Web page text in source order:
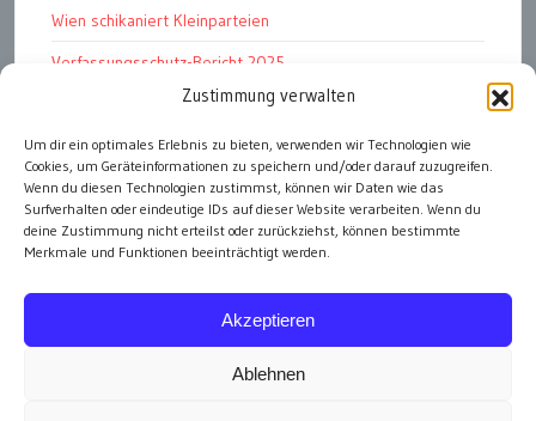
Zustimmung verwalten
Um dir ein optimales Erlebnis zu bieten, verwenden wir Technologien wie
Cookies, um Geräteinformationen zu speichern und/oder darauf zuzugreifen.
Wenn du diesen Technologien zustimmst, können wir Daten wie das
Surfverhalten oder eindeutige IDs auf dieser Website verarbeiten. Wenn du
deine Zustimmung nicht erteilst oder zurückziehst, können bestimmte
Merkmale und Funktionen beeinträchtigt werden.
Akzeptieren
Ablehnen
Wien schikaniert Kleinparteien
Verfassungsschutz-Bericht 2025
Ziel: endloser Krieg
110 statt 90 Mille Medienförderung
Strafen für „Integrations-Verweigerer“
alle Artikel